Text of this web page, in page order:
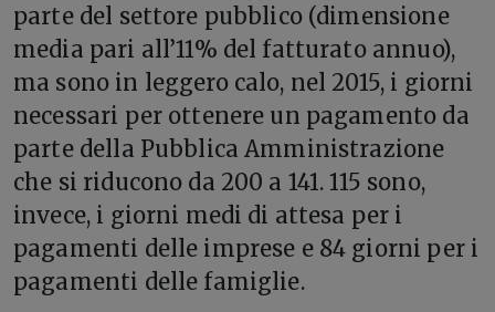
parte del settore pubblico (dimensione
media pari all’11% del fatturato annuo),
ma sono in leggero calo, nel 2015, i giorni
necessari per ottenere un pagamento da
parte della Pubblica Amministrazione
che si riducono da 200 a 141. 115 sono,
invece, i giorni medi di attesa per i
pagamenti delle imprese e 84 giorni per i
pagamenti delle famiglie.